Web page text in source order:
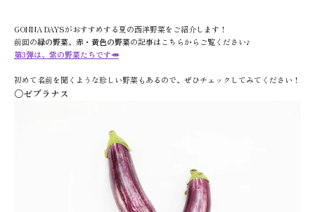
GONNA DAYSがおすすめする夏の西洋野菜をご紹介します！
前回の緑の野菜、 赤・黄色の野菜の記事はこちらからご覧ください♪
第3弾は、紫の野菜たちです🥕
初めて名前を聞くような珍しい野菜もあるので、ぜひチェックしてみてください！
〇ゼブラナス